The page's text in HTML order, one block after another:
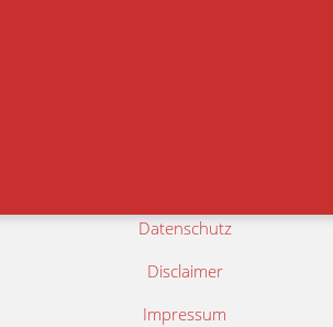
Datenschutz
Disclaimer
Impressum